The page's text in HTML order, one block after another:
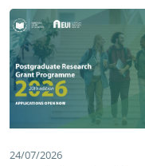
24/07/2026